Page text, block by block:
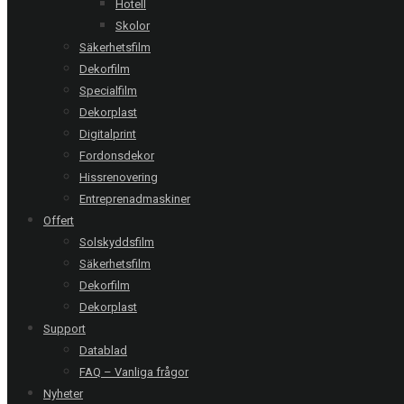
Hotell
Skolor
Säkerhetsfilm
Dekorfilm
Specialfilm
Dekorplast
Digitalprint
Fordonsdekor
Hissrenovering
Entreprenadmaskiner
Offert
Solskyddsfilm
Säkerhetsfilm
Dekorfilm
Dekorplast
Support
Datablad
FAQ – Vanliga frågor
Nyheter
Relaterade referenser
Stockholm | Stena Fastigheter Stocksundet AB
Clarity S15 EXT - 174 takglas
Halmstad | Träningskompaniet
Secret 10 EXT - 12 glas
Varberg | Dekra
Master 80 XC - 12 glas